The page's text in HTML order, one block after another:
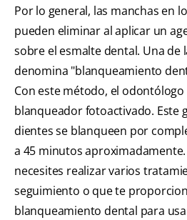
Por lo general, las manchas en
pueden eliminar al aplicar un
sobre el esmalte dental. Una de
denomina "blanqueamiento
Con este método, el odontólogo
blanqueador fotoactivado. Este
dientes se blanqueen por
a 45 minutos
necesites realizar varios
seguimiento o que te
blanqueamiento dental para